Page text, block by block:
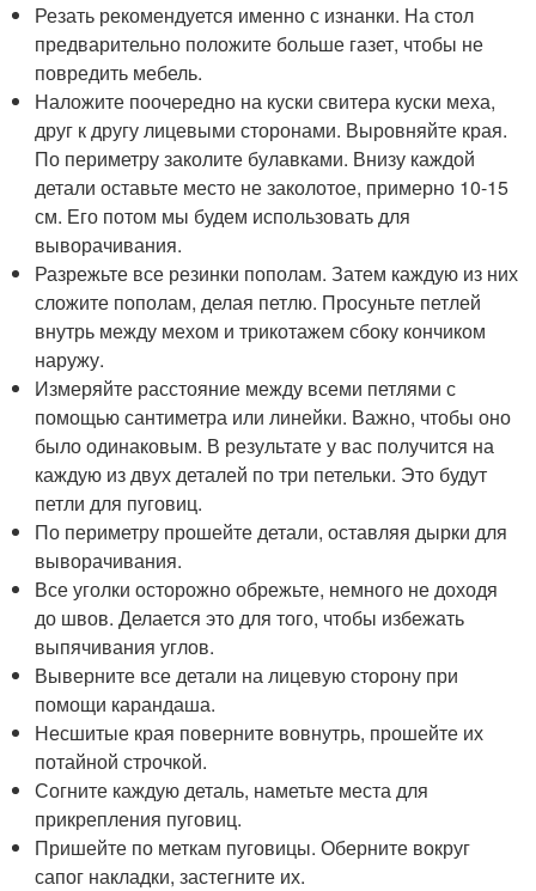
Резать рекомендуется именно с изнанки. На стол
предварительно положите больше газет, чтобы не
повредить мебель.
Наложите поочередно на куски свитера куски меха,
друг к другу лицевыми сторонами. Выровняйте края.
По периметру заколите булавками. Внизу каждой
детали оставьте место не заколотое, примерно 10-15
см. Его потом мы будем использовать для
выворачивания.
Разрежьте все резинки пополам. Затем каждую из них
сложите пополам, делая петлю. Просуньте петлей
внутрь между мехом и трикотажем сбоку кончиком
наружу.
Измеряйте расстояние между всеми петлями с
помощью сантиметра или линейки. Важно, чтобы оно
было одинаковым. В результате у вас получится на
каждую из двух деталей по три петельки. Это будут
петли для пуговиц.
По периметру прошейте детали, оставляя дырки для
выворачивания.
Все уголки осторожно обрежьте, немного не доходя
до швов. Делается это для того, чтобы избежать
выпячивания углов.
Выверните все детали на лицевую сторону при
помощи карандаша.
Несшитые края поверните вовнутрь, прошейте их
потайной строчкой.
Согните каждую деталь, наметьте места для
прикрепления пуговиц.
Пришейте по меткам пуговицы. Оберните вокруг
сапог накладки, застегните их.